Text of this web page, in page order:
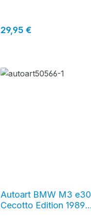
Regulärer Preis:
29,95 €
Autoart BMW M3
Cecotto Edition 1989